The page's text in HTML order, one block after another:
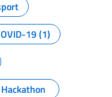
19 (1)
Hackathon